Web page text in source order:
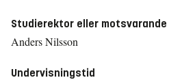
Studierektor eller motsvarande
Anders Nilsson
Undervisningstid